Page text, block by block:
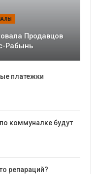
Продавцов
Рабынь
платежки
коммуналке будут
репараций?